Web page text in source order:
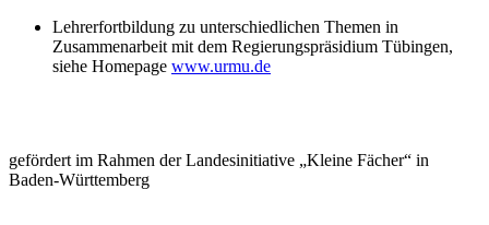
Lehrerfortbildung zu unterschiedlichen Themen in
Zusammenarbeit mit dem Regierungspräsidium Tübingen,
siehe Homepage www.urmu.de
gefördert im Rahmen der Landesinitiative „Kleine Fächer“ in
Baden-Württemberg